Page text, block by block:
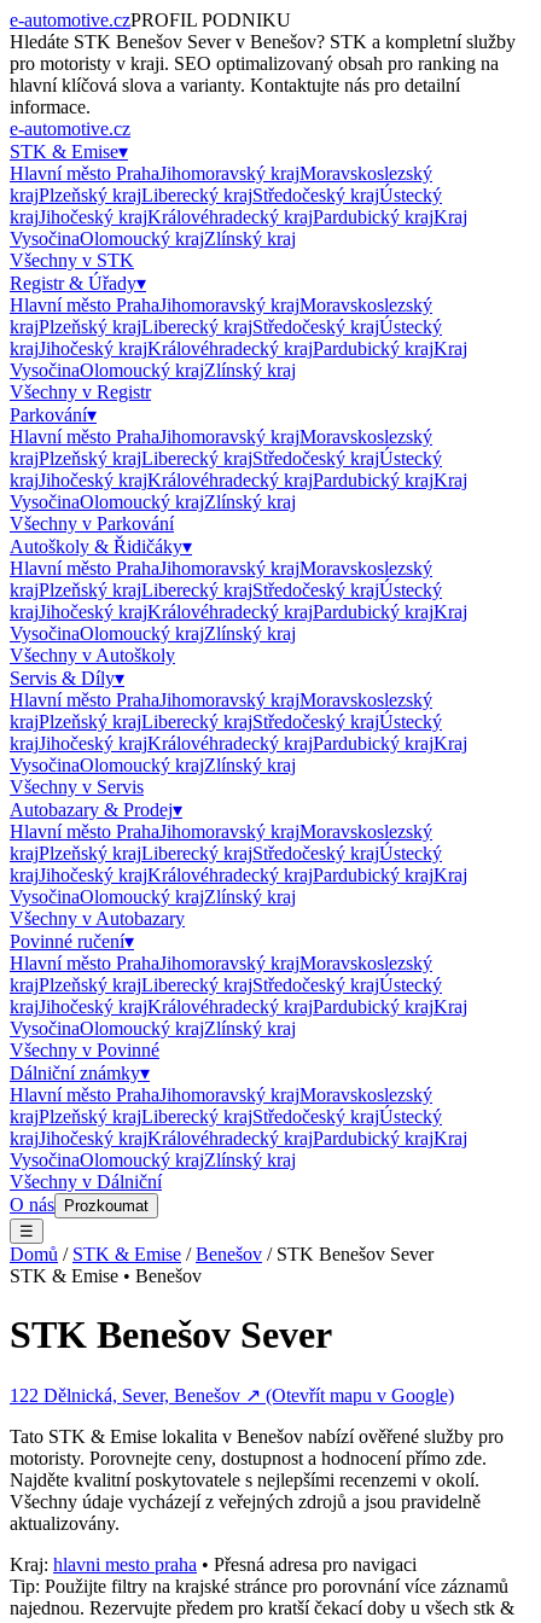
e-automotive.czPROFIL PODNIKU
Hledáte STK Benešov Severv Benešov? STK a kompletní služby
pro motoristy v kraji. SEO optimalizovaný obsah pro ranking na
hlavní klíčová slova a varianty. Kontaktujte nás pro detailní
informace.
e-automotive.cz
STK & Emise▾
Hlavní město PrahaJihomoravský krajMoravskoslezský
krajPlzeňský krajLiberecký krajStředočeský krajÚstecký
krajJihočeský krajKrálovéhradecký krajPardubický krajKraj
VysočinaOlomoucký krajZlínský kraj
Všechny v STK
Registr & Úřady▾
Hlavní město PrahaJihomoravský krajMoravskoslezský
krajPlzeňský krajLiberecký krajStředočeský krajÚstecký
krajJihočeský krajKrálovéhradecký krajPardubický krajKraj
VysočinaOlomoucký krajZlínský kraj
Všechny v Registr
Parkování▾
Hlavní město PrahaJihomoravský krajMoravskoslezský
krajPlzeňský krajLiberecký krajStředočeský krajÚstecký
krajJihočeský krajKrálovéhradecký krajPardubický krajKraj
VysočinaOlomoucký krajZlínský kraj
Všechny v Parkování
Autoškoly & Řidičáky▾
Hlavní město PrahaJihomoravský krajMoravskoslezský
krajPlzeňský krajLiberecký krajStředočeský krajÚstecký
krajJihočeský krajKrálovéhradecký krajPardubický krajKraj
VysočinaOlomoucký krajZlínský kraj
Všechny v Autoškoly
Servis & Díly▾
Hlavní město PrahaJihomoravský krajMoravskoslezský
krajPlzeňský krajLiberecký krajStředočeský krajÚstecký
krajJihočeský krajKrálovéhradecký krajPardubický krajKraj
VysočinaOlomoucký krajZlínský kraj
Všechny v Servis
Autobazary & Prodej▾
Hlavní město PrahaJihomoravský krajMoravskoslezský
krajPlzeňský krajLiberecký krajStředočeský krajÚstecký
krajJihočeský krajKrálovéhradecký krajPardubický krajKraj
VysočinaOlomoucký krajZlínský kraj
Všechny v Autobazary
Povinné ručení▾
Hlavní město PrahaJihomoravský krajMoravskoslezský
krajPlzeňský krajLiberecký krajStředočeský krajÚstecký
krajJihočeský krajKrálovéhradecký krajPardubický krajKraj
VysočinaOlomoucký krajZlínský kraj
Všechny v Povinné
Dálniční známky▾
Hlavní město PrahaJihomoravský krajMoravskoslezský
krajPlzeňský krajLiberecký krajStředočeský krajÚstecký
krajJihočeský krajKrálovéhradecký krajPardubický krajKraj
VysočinaOlomoucký krajZlínský kraj
Všechny v Dálniční
O nás
Prozkoumat
☰
Domů / STK & Emise /Benešov / STK Benešov Sever
STK & Emise • Benešov
STK Benešov Sever
122 Dělnická, Sever, Benešov ↗ (Otevřít mapu v Google)
Tato STK & Emise lokalita v Benešov nabízí ověřené služby pro
motoristy. Porovnejte ceny, dostupnost a hodnocení přímo zde.
Najděte kvalitní poskytovatele s nejlepšími recenzemi v okolí.
Všechny údaje vycházejí z veřejných zdrojů a jsou pravidelně
aktualizovány.
Kraj: hlavni mesto praha • Přesná adresa pro navigaci
Tip: Použijte filtry na krajské stránce pro porovnání více záznamů
najednou. Rezervujte předem pro kratší čekací doby u všech stk &